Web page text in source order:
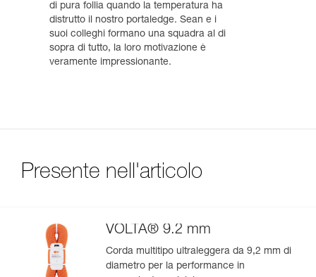
di pura follia quando la temperatura ha
distrutto il nostro portaledge. Sean e i
suoi colleghi formano una squadra al di
sopra di tutto, la loro motivazione è
veramente impressionante.
Presente nell'articolo
VOLTA® 9.2 mm
Corda multitipo ultraleggera da 9,2 mm di
diametro per la performance in